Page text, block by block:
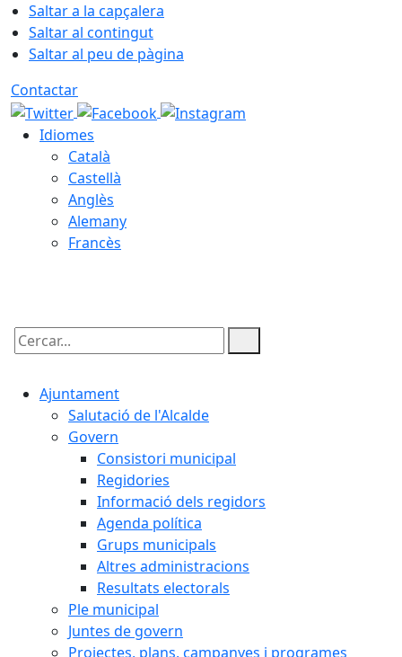
Saltar a la capçalera
Saltar al contingut
Saltar al peu de pàgina
Contactar
Idiomes
Català
Castellà
Anglès
Alemany
Francès
Cercar:
Ajuntament
Salutació de l'Alcalde
Govern
Consistori municipal
Regidories
Informació dels regidors
Agenda política
Grups municipals
Altres administracions
Resultats electorals
Ple municipal
Juntes de govern
Projectes, plans, campanyes i programes